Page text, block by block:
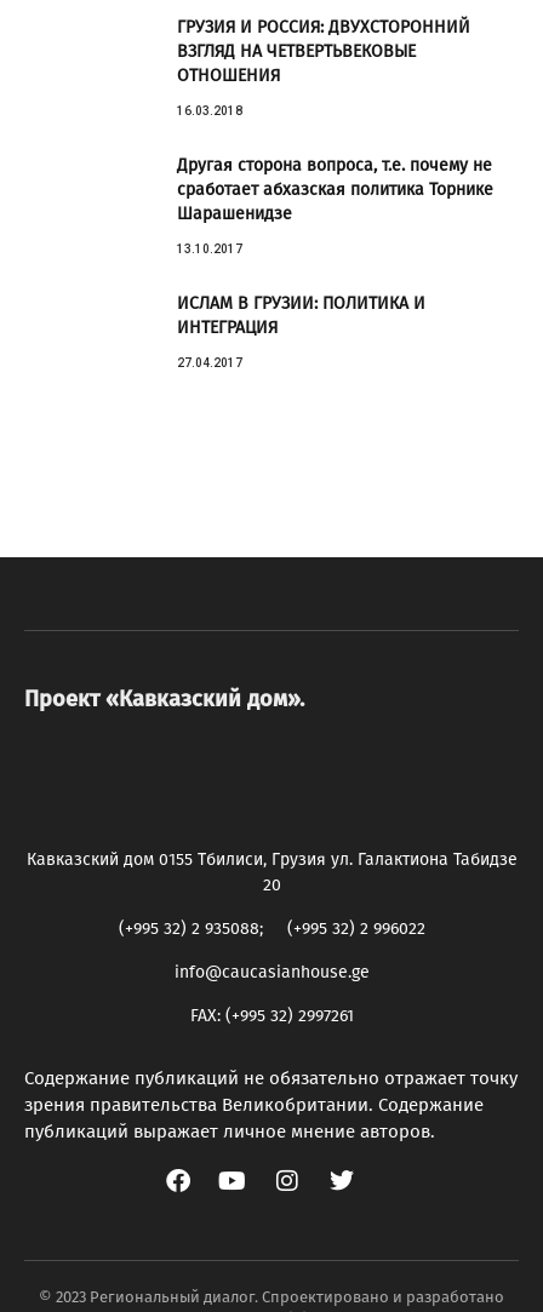
ГРУЗИЯ И РОССИЯ: ДВУХСТОРОННИЙ
ВЗГЛЯД НА ЧЕТВЕРТЬВЕКОВЫЕ
ОТНОШЕНИЯ
16.03.2018
Другая сторона вопроса, т.е. почему не
сработает абхазская политика Торнике
Шарашенидзе
13.10.2017
ИСЛАМ В ГРУЗИИ: ПОЛИТИКА И
ИНТЕГРАЦИЯ
27.04.2017
Проект «Кавказский дом».
Кавказский дом 0155 Тбилиси, Грузия ул. Галактиона Табидзе
20
(+995 32) 2 935088; (+995 32) 2 996022
info@caucasianhouse.ge
FAX: (+995 32) 2997261
Содержание публикаций не обязательно отражает точку
зрения правительства Великобритании. Содержание
публикаций выражает личное мнение авторов.
© 2023 Региональный диалог. Спроектировано и разработано